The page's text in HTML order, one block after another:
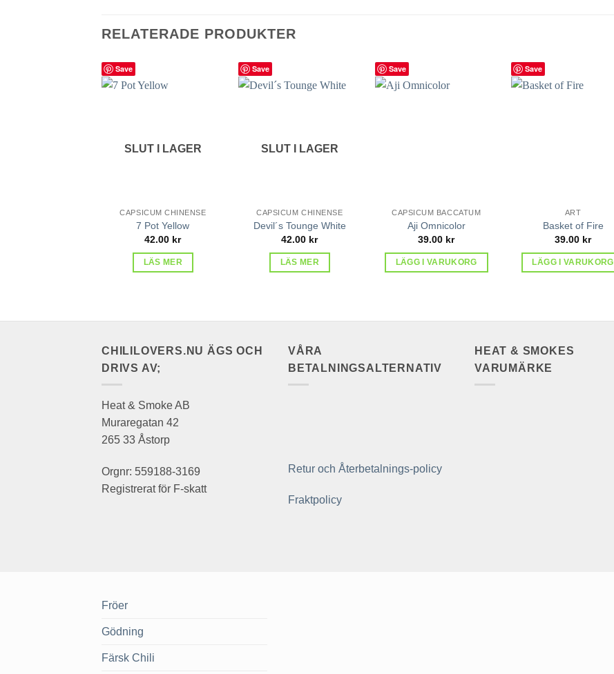
RELATERADE PRODUKTER
Save
SLUT I LAGER
CAPSICUM CHINENSE
7 Pot Yellow
42.00 kr
LÄS MER
Save
SLUT I LAGER
CAPSICUM CHINENSE
Devil´s Tounge White
42.00 kr
LÄS MER
Save
CAPSICUM BACCATUM
Aji Omnicolor
39.00 kr
LÄGG I VARUKORG
Save
ART
Basket of Fire
39.00 kr
LÄGG I VARUKORG
CHILILOVERS.NU ÄGS OCH
DRIVS AV;
Heat & Smoke AB
Muraregatan 42
265 33 Åstorp
Orgnr: 559188-3169
Registrerat för F-skatt
VÅRA
BETALNINGSALTERNATIV
Retur och Återbetalnings-policy
Fraktpolicy
HEAT & SMOKES
VARUMÄRKE
Fröer
Gödning
Färsk Chili